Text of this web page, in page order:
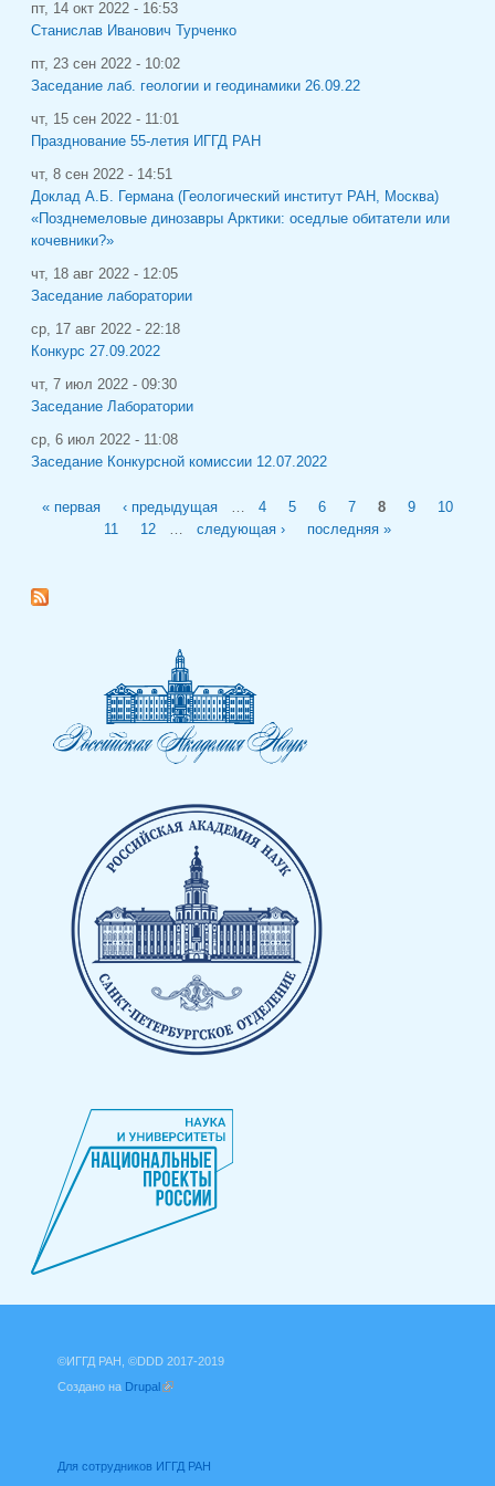
пт, 14 окт 2022 - 16:53
Станислав Иванович Турченко
пт, 23 сен 2022 - 10:02
Заседание лаб. геологии и геодинамики 26.09.22
чт, 15 сен 2022 - 11:01
Празднование 55-летия ИГГД РАН
чт, 8 сен 2022 - 14:51
Доклад А.Б. Германа (Геологический институт РАН, Москва)
«Позднемеловые динозавры Арктики: оседлые обитатели или
кочевники?»
чт, 18 авг 2022 - 12:05
Заседание лаборатории
ср, 17 авг 2022 - 22:18
Конкурс 27.09.2022
чт, 7 июл 2022 - 09:30
Заседание Лаборатории
ср, 6 июл 2022 - 11:08
Заседание Конкурсной комиссии 12.07.2022
« первая ‹ предыдущая 4 5 6 7 8 9
10
11
12 следующая › последняя »
©ИГГД РАН, ©DDD 2017-2019
Создано на Drupal
Для сотрудников ИГГД РАН